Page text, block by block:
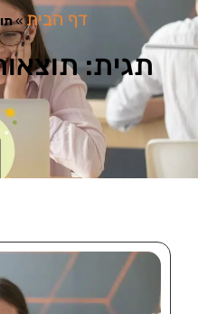
דף הבית»
תגית: